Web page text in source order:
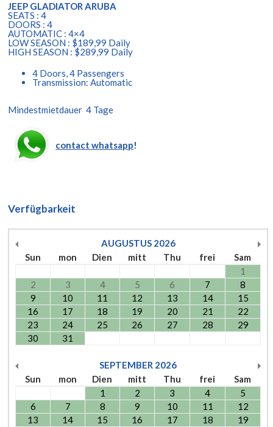
JEEP GLADIATOR ARUBA
SEATS : 4
DOORS : 4
AUTOMATIC : 4×4
LOW SEASON : $189,99 Daily
HIGH SEASON : $289,99 Daily
4 Doors, 4 Passengers
Transmission: Automatic
Mindestmietdauer 4 Tage
contact whatsapp!
Verfügbarkeit
AUGUSTUS 2026
Sun
mon Dien mitt Thu frei
Sam
1
2
3 4 5 6 7
8
9
10 11 12 13 14
15
16
17 18 19 20 21
22
23
24 25 26 27 28
29
30
31
SEPTEMBER 2026
Sun
mon Dien mitt Thu frei
Sam
1
2 3 4
5
6
7 8 9 10 11
12
13
14 15 16 17 18
19